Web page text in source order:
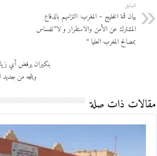
السابق
بيان قمة الخليج – المغرب: التزامهم بالدفاع
المشترك عن الأمن والاستقرار و لا”للمساس
بمصالح المغرب العليا “
بنكيران يرفض أي
ويتجه من جديد
مقالات ذات صلة